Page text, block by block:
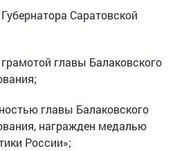
Саратовской
главы Балаковского
главы Балаковского
награжден медалью
России»;